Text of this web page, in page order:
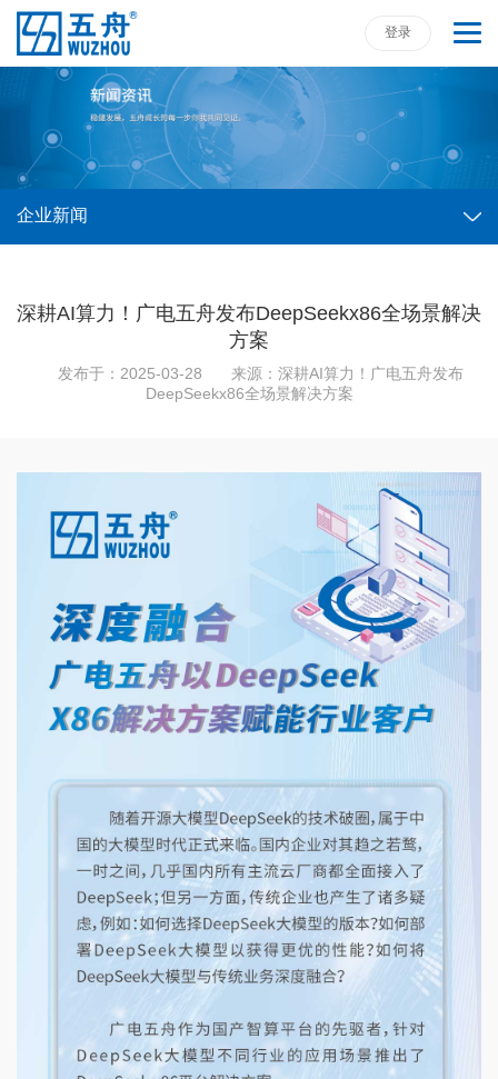
登录
企业新闻
深耕AI算力！广电五舟发布DeepSeekx86全场景解决
方案
发布于：2025-03-28 来源： 深耕AI算力！广电五舟发布
DeepSeekx86全场景解决方案